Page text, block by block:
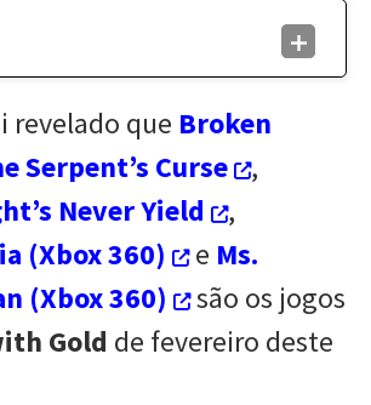
revelado que Broken
Serpent’s Curse
,
Never Yield
,
(Xbox 360)
e Ms.
(Xbox 360)
são os jogos
Gold de fevereiro deste